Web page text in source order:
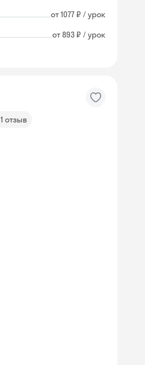
от 1077 ₽ / урок
от 893 ₽ / урок
1 отзыв